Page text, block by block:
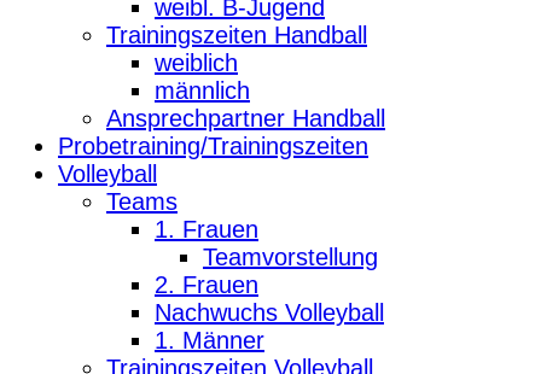
weibl. B-Jugend
Trainingszeiten Handball
weiblich
männlich
Ansprechpartner Handball
Probetraining/Trainingszeiten
Volleyball
Teams
1. Frauen
Teamvorstellung
2. Frauen
Nachwuchs Volleyball
1. Männer
Trainingszeiten Volleyball